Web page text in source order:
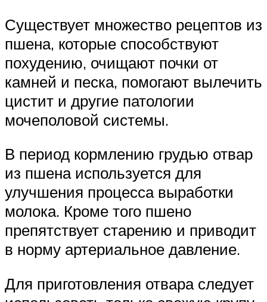
Существует множество рецептов из
пшена, которые способствуют
похудению, очищают почки от
камней и песка, помогают вылечить
цистит и другие патологии
мочеполовой системы.
В период кормлению грудью отвар
из пшена используется для
улучшения процесса выработки
молока. Кроме того пшено
препятствует старению и приводит
в норму артериальное давление.
Для приготовления отвара следует